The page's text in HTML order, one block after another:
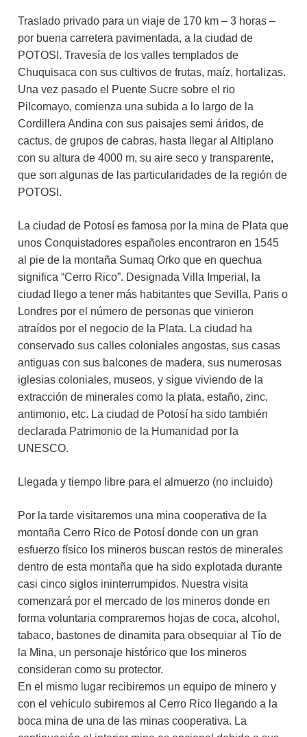
Traslado privado para un viaje de 170 km – 3 horas –
por buena carretera pavimentada, a la ciudad de
POTOSI. Travesía de los valles templados de
Chuquisaca con sus cultivos de frutas, maíz, hortalizas.
Una vez pasado el Puente Sucre sobre el rio
Pilcomayo, comienza una subida a lo largo de la
Cordillera Andina con sus paisajes semi áridos, de
cactus, de grupos de cabras, hasta llegar al Altiplano
con su altura de 4000 m, su aire seco y transparente,
que son algunas de las particularidades de la región de
POTOSI.
La ciudad de Potosí es famosa por la mina de Plata que
unos Conquistadores españoles encontraron en 1545
al pie de la montaña Sumaq Orko que en quechua
significa “Cerro Rico”. Designada Villa Imperial, la
ciudad llego a tener más habitantes que Sevilla, Paris o
Londres por el número de personas que vinieron
atraídos por el negocio de la Plata. La ciudad ha
conservado sus calles coloniales angostas, sus casas
antiguas con sus balcones de madera, sus numerosas
iglesias coloniales, museos, y sigue viviendo de la
extracción de minerales como la plata, estaño, zinc,
antimonio, etc. La ciudad de Potosí ha sido también
declarada Patrimonio de la Humanidad por la
UNESCO.
Llegada y tiempo libre para el almuerzo (no incluido)
Por la tarde visitaremos una mina cooperativa de la
montaña Cerro Rico de Potosí donde con un gran
esfuerzo físico los mineros buscan restos de minerales
dentro de esta montaña que ha sido explotada durante
casi cinco siglos ininterrumpidos. Nuestra visita
comenzará por el mercado de los mineros donde en
forma voluntaria compraremos hojas de coca, alcohol,
tabaco, bastones de dinamita para obsequiar al Tío de
la Mina, un personaje histórico que los mineros
consideran como su protector.
En el mismo lugar recibiremos un equipo de minero y
con el vehículo subiremos al Cerro Rico llegando a la
boca mina de una de las minas cooperativa. La